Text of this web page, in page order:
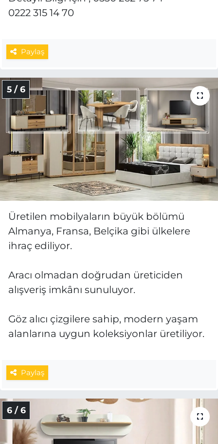
0222 315 14 70
Paylaş
5 / 6
Üretilen mobilyaların büyük bölümü
Almanya, Fransa, Belçika gibi ülkelere
ihraç ediliyor.
Aracı olmadan doğrudan üreticiden
alışveriş imkânı sunuluyor.
Göz alıcı çizgilere sahip, modern yaşam
alanlarına uygun koleksiyonlar üretiliyor.
Paylaş
6 / 6